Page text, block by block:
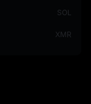
SOL
XMR